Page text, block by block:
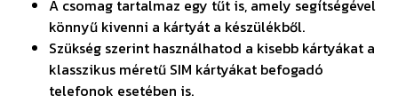
A csomag tartalmaz egy tűt is, amely segítségével
könnyű kivenni a kártyát a készülékből.
Szükség szerint használhatod a kisebb kártyákat a
klasszikus méretű SIM kártyákat befogadó
telefonok esetében is.